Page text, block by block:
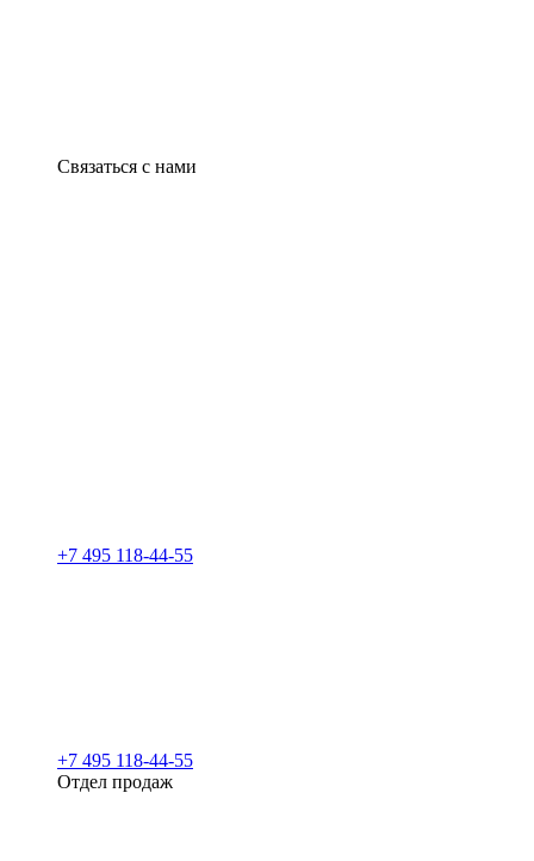
Связаться с нами
+7 495 118-44-55
+7 495 118-44-55
Отдел продаж